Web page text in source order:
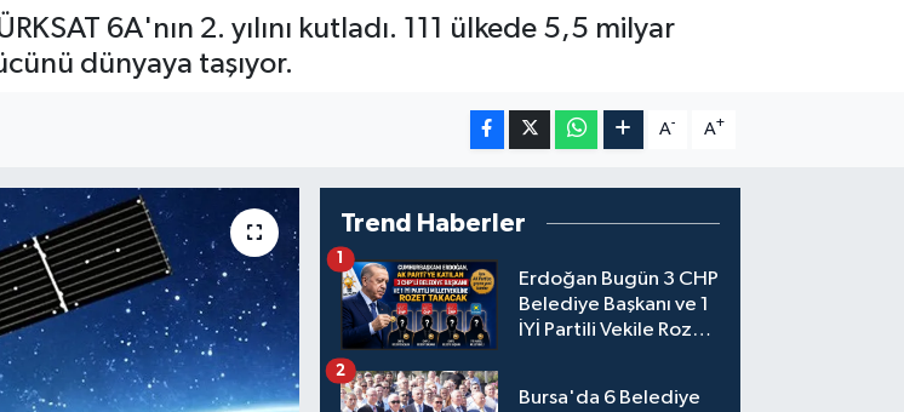
6A'nın 2. yılını kutladı. 111 ülkede 5,5 milyar
dünyaya taşıyor.
A- A+
Trend Haberler
Erdoğan Bugün 3 CHP
Belediye Başkanı ve 1
İYİ Partili Vekile Rozet
1
Bursa'da 6 Belediye
2